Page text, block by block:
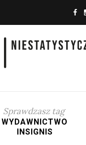
Sprawdzasz tag
WYDAWNICTWO
INSIGNIS